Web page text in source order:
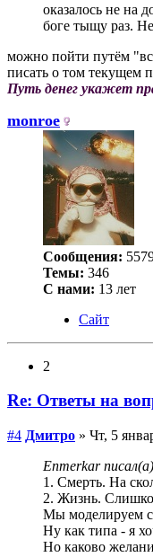
оказалось не на
боге тыщу раз.
можно пойти путём
писать о том текущем
Путь денег укажет
monroe
Сообщения:
Темы: 346
С нами: 13 лет
Сайт
2
Re: Ответы на
#4 Дмитро » Чт, 5
Enmerkar
1. Смерть. На
2. Жизнь.
Мы моделируем
Ну как типа - я
Но каково